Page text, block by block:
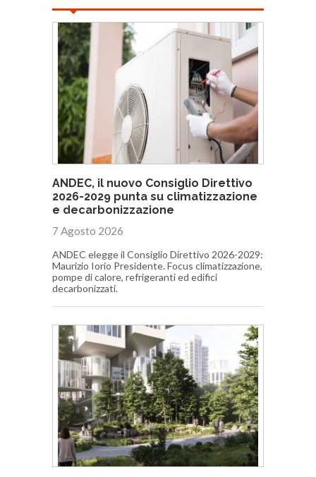
ANDEC, il nuovo Consiglio Direttivo
2026-2029 punta su climatizzazione
e decarbonizzazione
7 Agosto 2026
ANDEC elegge il Consiglio Direttivo 2026-2029:
Maurizio Iorio Presidente. Focus climatizzazione,
pompe di calore, refrigeranti ed edifici
decarbonizzati.